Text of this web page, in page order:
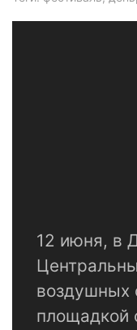
12 июня, в
воздушных
площадкой